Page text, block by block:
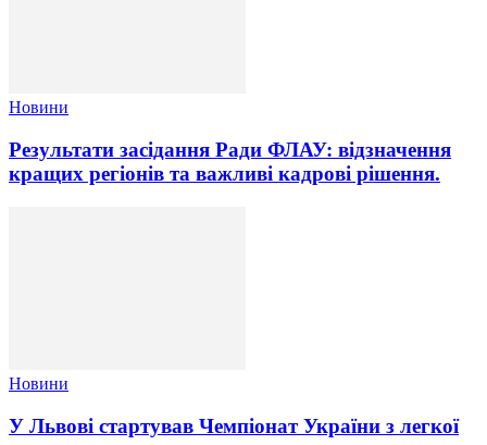
Новини
Результати засідання Ради ФЛАУ: відзначення
кращих регіонів та важливі кадрові рішення.
Новини
У Львові стартував Чемпіонат України з легкої